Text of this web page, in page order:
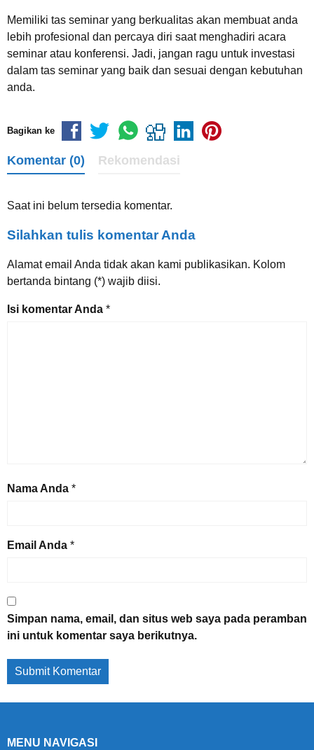
Memiliki tas seminar yang berkualitas akan membuat anda
lebih profesional dan percaya diri saat menghadiri acara
seminar atau konferensi. Jadi, jangan ragu untuk investasi
dalam tas seminar yang baik dan sesuai dengan kebutuhan
anda.
Bagikan ke
Komentar (0) Rekomendasi
Saat ini belum tersedia komentar.
Silahkan tulis komentar Anda
Alamat email Anda tidak akan kami publikasikan. Kolom
bertanda bintang (*) wajib diisi.
Isi komentar Anda *
Nama Anda *
Email Anda *
Simpan nama, email, dan situs web saya pada peramban
ini untuk komentar saya berikutnya.
MENU NAVIGASI